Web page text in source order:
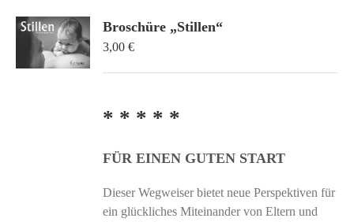
Broschüre „Stillen“
3,00€
* * * * *
FÜR EINEN GUTEN START
Dieser Wegweiser bietet neue Perspektiven für
ein glückliches Miteinander von Eltern und